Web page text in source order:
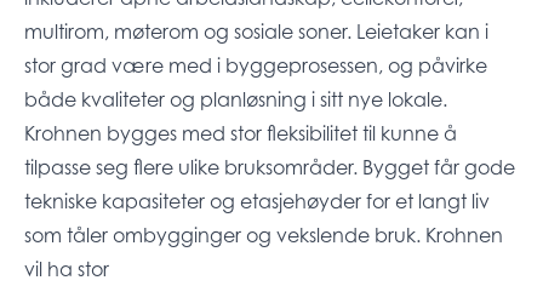
multirom, møterom og sosiale soner. Leietaker kan i
stor grad være med i byggeprosessen, og påvirke
både kvaliteter og planløsning i sitt nye lokale.
Krohnen bygges med stor fleksibilitet til kunne å
tilpasse seg flere ulike bruksområder. Bygget får gode
tekniske kapasiteter og etasjehøyder for et langt liv
som tåler ombygginger og vekslende bruk. Krohnen
vil ha stor